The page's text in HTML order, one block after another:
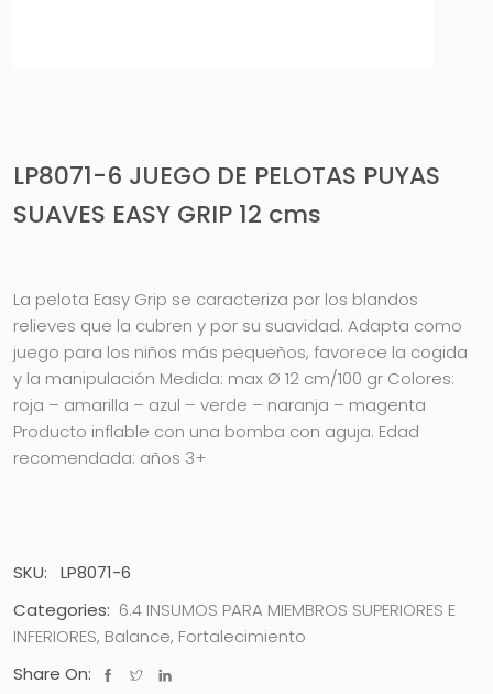
LP8071-6 JUEGO DE PELOTAS PUYAS
SUAVES EASY GRIP 12 cms
La pelota Easy Grip se caracteriza por los blandos
relieves que la cubren y por su suavidad. Adapta como
juego para los niños más pequeños, favorece la cogida
y la manipulación Medida: max Ø 12 cm/100 gr Colores:
roja – amarilla – azul – verde – naranja – magenta
Producto inflable con una bomba con aguja. Edad
recomendada: años 3+
SKU:
LP8071-6
Categories: 6.4 INSUMOS PARA MIEMBROS SUPERIORES E
INFERIORES, Balance, Fortalecimiento
Share On: